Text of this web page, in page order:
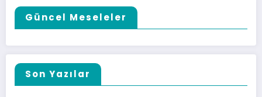
Güncel Meseleler
Son Yazılar